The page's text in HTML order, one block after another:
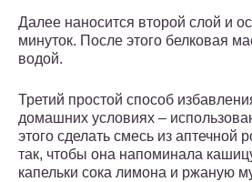
Далее наносится второй слой и
минуток. После этого белковая
водой.
Третий простой способ
домашних условиях –
этого сделать смесь из аптечной
так, чтобы она напоминала
капельки сока лимона и ржаную